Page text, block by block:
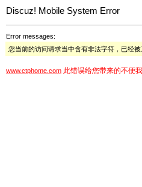
Discuz! Mobile System Error
Error messages:
您当前的访问请求当中含有非法字符，已经被
www.ctphome.com 此错误给您带来的不便